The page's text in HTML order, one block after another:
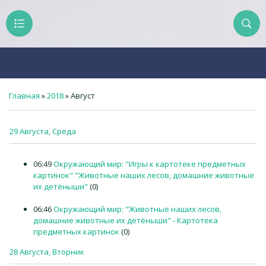
Главная »2018»Август
29 Августа, Среда
06:49Окружающий мир: "Игры к картотеке предметных
картинок" "Животные наших лесов, домашние животные
их детёныши" (0)
06:46Окружающий мир: "Животные наших лесов,
домашние животные их детёныши" - Картотека
предметных картинок (0)
28 Августа, Вторник